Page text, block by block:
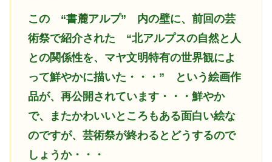
この
“書麓アルプ” 内の壁に、前回の芸
術祭で紹介された “北アルプスの自然と人
との関係性を、マヤ文明特有の世界観によ
って鮮やかに描いた・・・” という絵画作
品が、再公開されています・・・鮮やか
で、またかわいいところもある面白い絵な
のですが、芸術祭が終わるとどうするので
しょうか・・・